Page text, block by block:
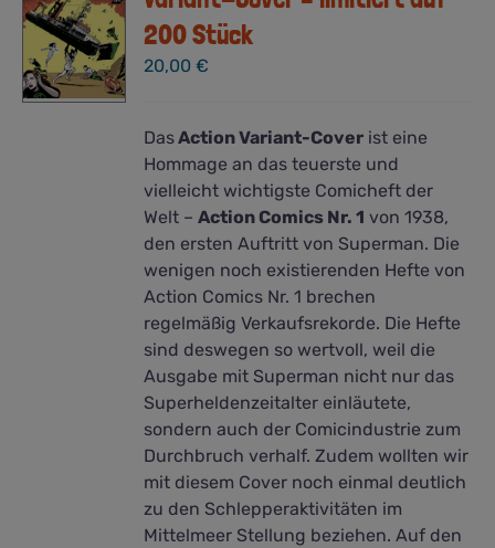
200 Stück
20,00€
DasAction Variant-Cover ist eine
Hommage an das teuerste und
vielleicht wichtigste Comicheft der
Welt –Action Comics Nr. 1 von 1938,
den ersten Auftritt von Superman. Die
wenigen noch existierenden Hefte von
Action Comics Nr. 1 brechen
regelmäßig Verkaufsrekorde. Die Hefte
sind deswegen so wertvoll, weil die
Ausgabe mit Superman nicht nur das
Superheldenzeitalter einläutete,
sondern auch der Comicindustrie zum
Durchbruch verhalf. Zudem wollten wir
mit diesem Cover noch einmal deutlich
zu den Schlepperaktivitäten im
Mittelmeer Stellung beziehen. Auf den